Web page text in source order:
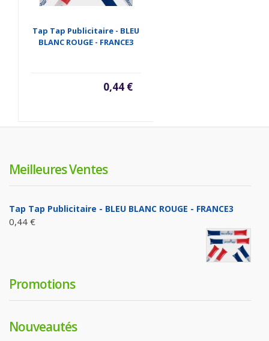
Tap Tap Publicitaire - BLEU
BLANC ROUGE - FRANCE3
0,44 €
Meilleures Ventes
Tap Tap Publicitaire - BLEU BLANC ROUGE - FRANCE3
0,44 €
Promotions
Nouveautés